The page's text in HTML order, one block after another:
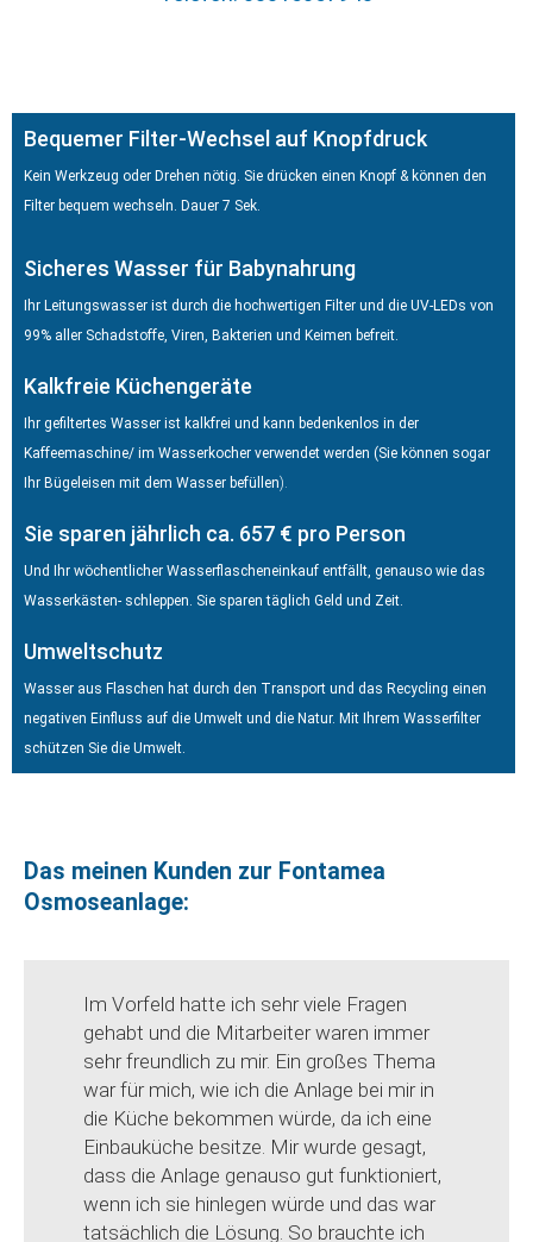
Bequemer Filter-Wechsel auf Knopfdruck
Kein Werkzeug oder Drehen nötig. Sie drücken einen Knopf & können den
Filter bequem wechseln. Dauer 7 Sek.
Sicheres Wasser für Babynahrung
Ihr Leitungswasser ist durch die hochwertigen Filter und die UV-LEDs von
99% aller Schadstoffe, Viren, Bakterien und Keimen befreit.
Kalkfreie Küchengeräte
Ihr gefiltertes Wasser ist kalkfrei und kann bedenkenlos in der
Kaffeemaschine/ im Wasserkocher verwendet werden (Sie können sogar
Ihr Bügeleisen mit dem Wasser befüllen).
Sie sparen jährlich ca. 657 € pro Person
Und Ihr wöchentlicher Wasserflascheneinkauf entfällt, genauso wie das
Wasserkästen- schleppen. Sie sparen täglich Geld und Zeit.
Umweltschutz
Wasser aus Flaschen hat durch den Transport und das Recycling einen
negativen Einfluss auf die Umwelt und die Natur. Mit Ihrem Wasserfilter
schützen Sie die Umwelt.
Das meinen Kunden zur Fontamea
Osmoseanlage:
Im Vorfeld hatte ich sehr viele Fragen
gehabt und die Mitarbeiter waren immer
sehr freundlich zu mir. Ein großes Thema
war für mich, wie ich die Anlage bei mir in
die Küche bekommen würde, da ich eine
Einbauküche besitze. Mir wurde gesagt,
dass die Anlage genauso gut funktioniert,
wenn ich sie hinlegen würde und das war
tatsächlich die Lösung. So brauchte ich